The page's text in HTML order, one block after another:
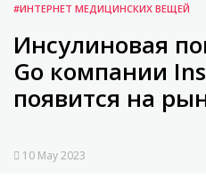
#ИНТЕРНЕТ МЕДИЦИНСКИХ ВЕЩЕЙ
Инсулиновая
Go компании
появится на
10 May 2023